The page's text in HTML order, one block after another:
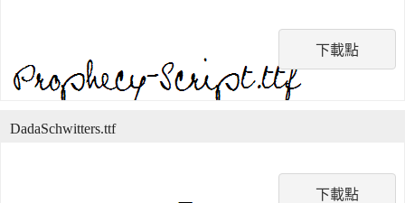
下載點
下載點
DadaSchwitters.ttf